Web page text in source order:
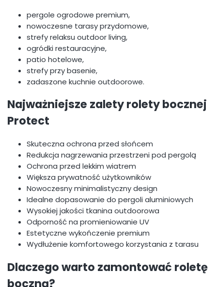
pergole ogrodowe premium,
nowoczesne tarasy przydomowe,
strefy relaksu outdoor living,
ogródki restauracyjne,
patio hotelowe,
strefy przy basenie,
zadaszone kuchnie outdoorowe.
Najważniejsze zalety rolety bocznej
Protect
Skuteczna ochrona przed słońcem
Redukcja nagrzewania przestrzeni pod pergolą
Ochrona przed lekkim wiatrem
Większa prywatność użytkowników
Nowoczesny minimalistyczny design
Idealne dopasowanie do pergoli aluminiowych
Wysokiej jakości tkanina outdoorowa
Odporność na promieniowanie UV
Estetyczne wykończenie premium
Wydłużenie komfortowego korzystania z tarasu
Dlaczego warto zamontować roletę
boczną?